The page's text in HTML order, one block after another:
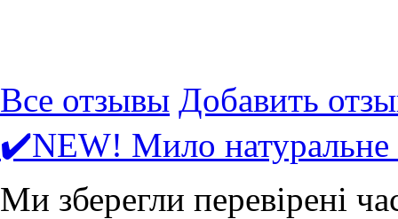
Все отзывы Добавить
✔️NEW! Мило натуральне
Ми зберегли перевірені